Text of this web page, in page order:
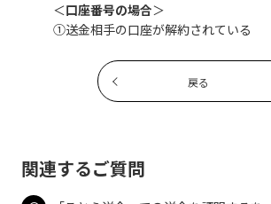
＜口座番号の場合＞
①送金相手の口座が解約されている
戻る
関連するご質問